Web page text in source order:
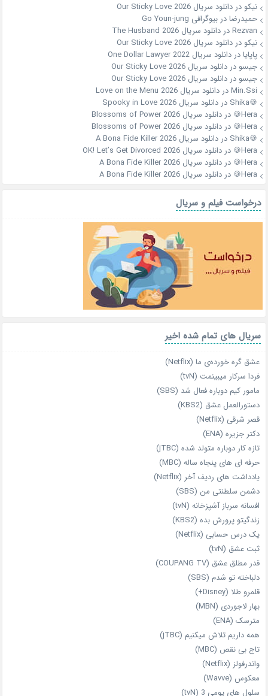
نیکو دردانلود سریال Our Sticky Love 2026
حمیدرضادربیوگرافی Go Youn-jung
Rezvanدردانلود سریال The Husband 2026
نیکو دردانلود سریال Our Sticky Love 2026
پاپایادردانلود سریال One Dollar Lawyer 2022
جیسو دردانلود سریال Our Sticky Love 2026
جیسو دردانلود سریال Our Sticky Love 2026
Min.Ssiدردانلود سریال Love on the Menu 2026
🍪Shika
دردانلود سریال Spooky in Love 2026
Hera🍪
دردانلود سریال Blossoms of Power 2026
Hera🍪
دردانلود سریال Blossoms of Power 2026
🍪Shika
دردانلود سریال A Bona Fide Killer 2026
Hera🍪
دردانلود سریال OK! Let’s Get Divorced 2026
Hera🍪
دردانلود سریال A Bona Fide Killer 2026
Hera🍪
دردانلود سریال A Bona Fide Killer 2026
درخواست فیلم و سریال
سریال های تمام شده اخیر
عشق گره خورده‌ی ما (Netflix)
فردا سرکار میبینمت (tvN)
مامور کیم دوباره فعال شد (SBS)
دستورالعمل عشق (KBS2)
قصر شرقی (Netflix)
دکتر جزیره (ENA)
تازه‌ کار دوباره‌ متولد شده (jTBC)
حرفه‌ ای‌ های پنجاه‌ ساله (MBC)
یادداشت‌ های ردیف آخر (Netflix)
دشمن سلطنتی من (SBS)
افسانه سرباز آشپزخانه (tvN)
زندگیتو پرورش بده (KBS2)
یک درس حسابی (Netflix)
ثبت عشق (tvN)
قدر مطلق عشق (COUPANG TV)
دلباخته تو شدم (SBS)
قلمرو طلا (Disney+)
بهار لاجوردی (MBN)
مترسک (ENA)
همه داریم تلاش میکنیم (jTBC)
تاج بی‌ نقص (MBC)
واندرفولز (Netflix)
معکوس (Wavve)
سلول های یومی 3 (tvN)